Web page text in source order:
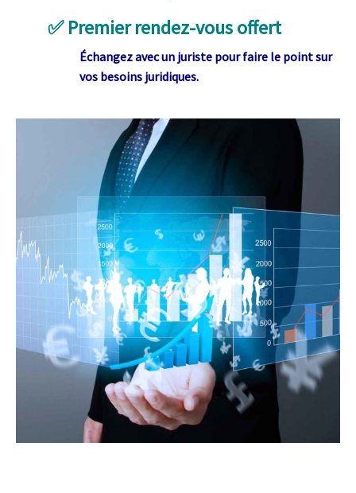
✅ Premier rendez-vous offert
Échangez avec un juriste pour faire le point sur
vos besoins juridiques.